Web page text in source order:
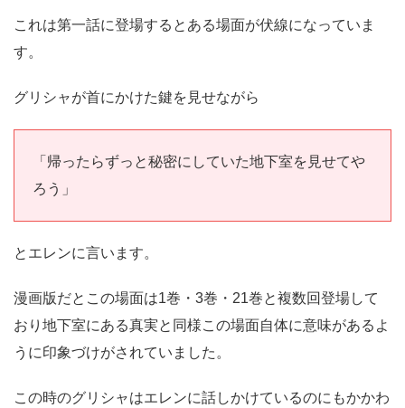
これは第一話に登場するとある場面が伏線になっていま
す。
グリシャが首にかけた鍵を見せながら
「帰ったらずっと秘密にしていた地下室を見せてや
ろう」
とエレンに言います。
漫画版だとこの場面は1巻・3巻・21巻と複数回登場して
おり地下室にある真実と同様この場面自体に意味があるよ
うに印象づけがされていました。
この時のグリシャはエレンに話しかけているのにもかかわ